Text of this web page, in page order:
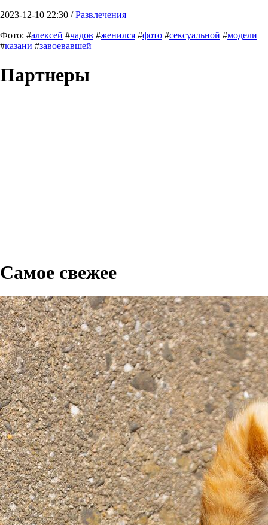
2023-12-10 22:30 /Развлечения
Фото: #алексей #чадов #женился #фото #сексуальной #модели
#казани #завоевавшей
Партнеры
Самое свежее